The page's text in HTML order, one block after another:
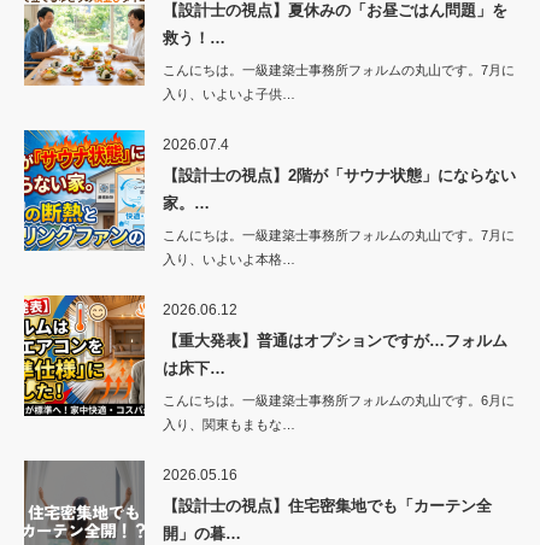
【設計士の視点】夏休みの「お昼ごはん問題」を
救う！…
こんにちは。一級建築士事務所フォルムの丸山です。7月に
入り、いよいよ子供…
2026.07.4
【設計士の視点】2階が「サウナ状態」にならない
家。…
こんにちは。一級建築士事務所フォルムの丸山です。7月に
入り、いよいよ本格…
2026.06.12
【重大発表】普通はオプションですが…フォルム
は床下…
こんにちは。一級建築士事務所フォルムの丸山です。6月に
入り、関東もまもな…
2026.05.16
【設計士の視点】住宅密集地でも「カーテン全
開」の暮…